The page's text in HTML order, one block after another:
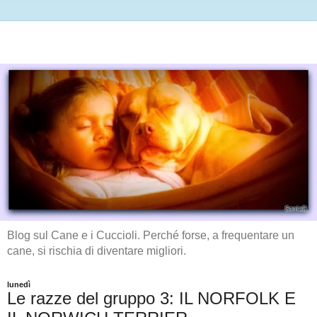
Blog sul Cane e i Cuccioli. Perché forse, a frequentare un
cane, si rischia di diventare migliori.
lunedì
Le razze del gruppo 3: IL NORFOLK E